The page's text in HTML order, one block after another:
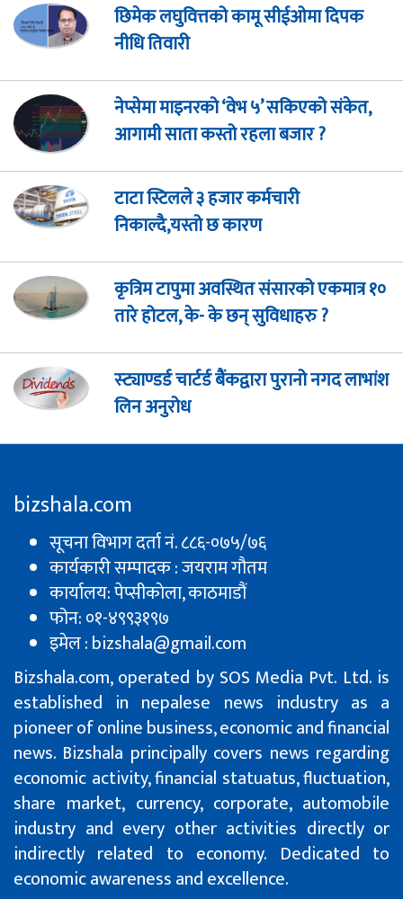
छिमेक लघुवित्तको कामू सीईओमा दिपक
नीधि तिवारी
नेप्सेमा माइनरको ‘वेभ ५’ सकिएको संकेत,
आगामी साता कस्तो रहला बजार ?
टाटा स्टिलले ३ हजार कर्मचारी
निकाल्दै,यस्तो छ कारण
कृत्रिम टापुमा अवस्थित संसारको एकमात्र १०
तारे होटल, के- के छन् सुविधाहरु ?
स्ट्याण्डर्ड चार्टर्ड बैंकद्वारा पुरानो नगद लाभांश
लिन अनुरोध
bizshala.com
सूचना विभाग दर्ता नं. ८८६-०७५/७६
कार्यकारी सम्पादक : जयराम गौतम
कार्यालय: पेप्सीकाेला, काठमाडौं
फोन: ०१-४९९३१९७
इमेल : bizshala@gmail.com
Bizshala.com, operated by SOS Media Pvt. Ltd. is
established in nepalese news industry as a
pioneer of online business, economic and financial
news. Bizshala principally covers news regarding
economic activity, financial statuatus, fluctuation,
share market, currency, corporate, automobile
industry and every other activities directly or
indirectly related to economy. Dedicated to
economic awareness and excellence.